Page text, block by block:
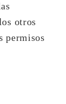
otros
permisos